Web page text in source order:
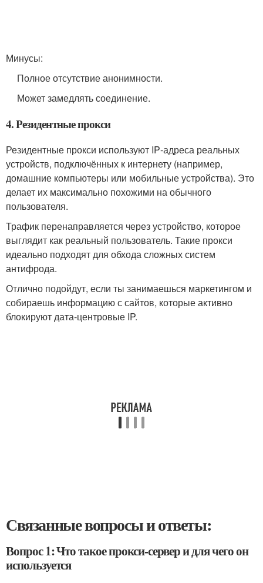
Минусы:
Полное отсутствие анонимности.
Может замедлять соединение.
4. Резидентные прокси
Резидентные прокси используют IP‑адреса реальных
устройств, подключённых к интернету (например,
домашние компьютеры или мобильные устройства). Это
делает их максимально похожими на обычного
пользователя.
Трафик перенаправляется через устройство, которое
выглядит как реальный пользователь. Такие прокси
идеально подходят для обхода сложных систем
антифрода.
Отлично подойдут, если ты занимаешься маркетингом и
собираешь информацию с сайтов, которые активно
блокируют дата‑центровые IP.
Связанные вопросы и ответы:
Вопрос 1: Что такое прокси-сервер и для чего он
используется